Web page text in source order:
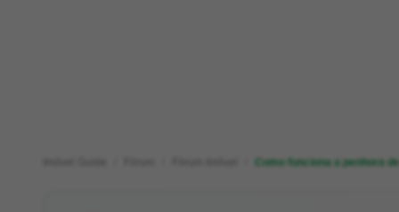
Como funciona a penhora